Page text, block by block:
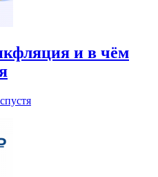
и в чём